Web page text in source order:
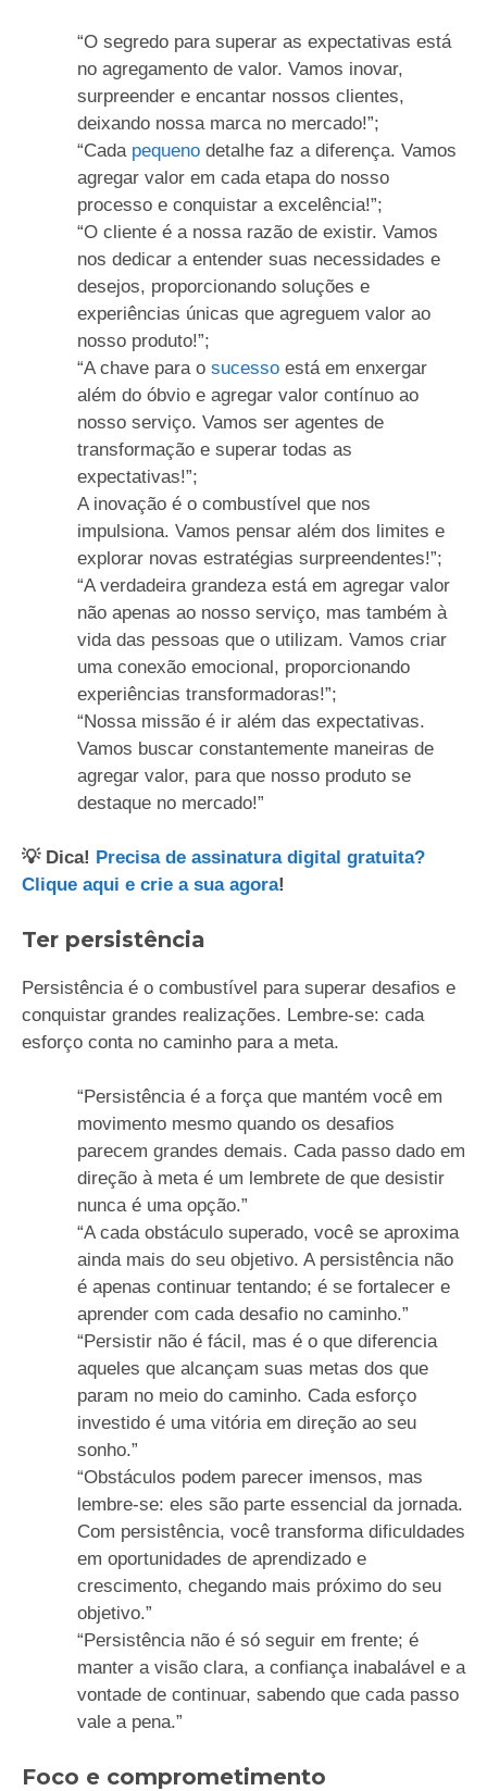
“O segredo para superar as expectativas está
no agregamento de valor. Vamos inovar,
surpreender e encantar nossos clientes,
deixando nossa marca no mercado!”;
“Cada pequeno detalhe faz a diferença. Vamos
agregar valor em cada etapa do nosso
processo e conquistar a excelência!”;
“O cliente é a nossa razão de existir. Vamos
nos dedicar a entender suas necessidades e
desejos, proporcionando soluções e
experiências únicas que agreguem valor ao
nosso produto!”;
“A chave para o sucesso está em enxergar
além do óbvio e agregar valor contínuo ao
nosso serviço. Vamos ser agentes de
transformação e superar todas as
expectativas!”;
A inovação é o combustível que nos
impulsiona. Vamos pensar além dos limites e
explorar novas estratégias surpreendentes!”;
“A verdadeira grandeza está em agregar valor
não apenas ao nosso serviço, mas também à
vida das pessoas que o utilizam. Vamos criar
uma conexão emocional, proporcionando
experiências transformadoras!”;
“Nossa missão é ir além das expectativas.
Vamos buscar constantemente maneiras de
agregar valor, para que nosso produto se
destaque no mercado!”
💡 Dica! Precisa de assinatura digital gratuita?
Clique aqui e crie a sua agora!
Ter persistência
Persistência é o combustível para superar desafios e
conquistar grandes realizações. Lembre-se: cada
esforço conta no caminho para a meta.
“Persistência é a força que mantém você em
movimento mesmo quando os desafios
parecem grandes demais. Cada passo dado em
direção à meta é um lembrete de que desistir
nunca é uma opção.”
“A cada obstáculo superado, você se aproxima
ainda mais do seu objetivo. A persistência não
é apenas continuar tentando; é se fortalecer e
aprender com cada desafio no caminho.”
“Persistir não é fácil, mas é o que diferencia
aqueles que alcançam suas metas dos que
param no meio do caminho. Cada esforço
investido é uma vitória em direção ao seu
sonho.”
“Obstáculos podem parecer imensos, mas
lembre-se: eles são parte essencial da jornada.
Com persistência, você transforma dificuldades
em oportunidades de aprendizado e
crescimento, chegando mais próximo do seu
objetivo.”
“Persistência não é só seguir em frente; é
manter a visão clara, a confiança inabalável e a
vontade de continuar, sabendo que cada passo
vale a pena.”
Foco e comprometimento